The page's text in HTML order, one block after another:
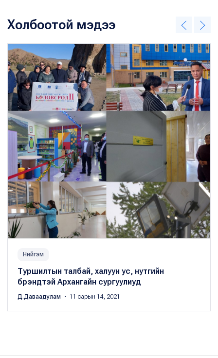
Холбоотой мэдээ
Нийгэм
Туршилтын талбай, халуун ус, нутгийн
брэндтэй Архангайн сургуулиуд
Д.Даваадулам ・ 11 сарын 14, 2021